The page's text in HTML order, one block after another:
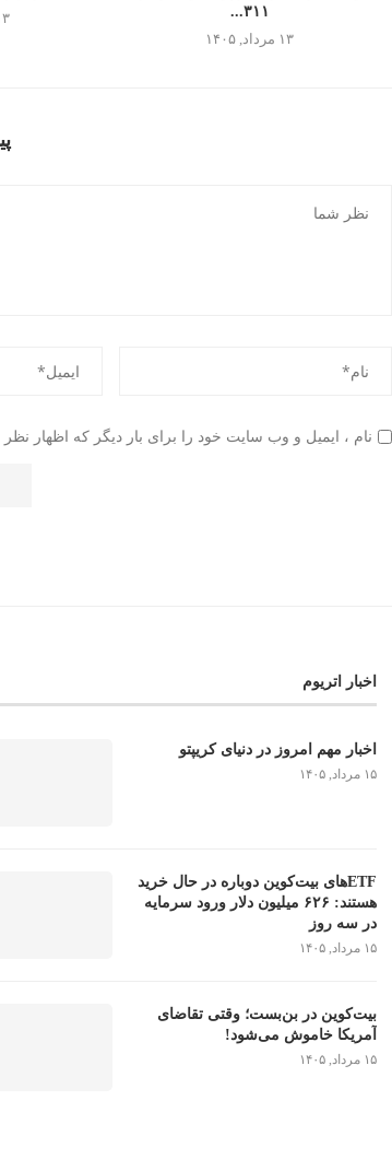
۱۳
۳۱۱...
۱۳ مرداد, ۱۴۰۵
نام ، ایمیل و وب سایت خود را برای بار دیگر که اظهار
اخبار اتریوم
اخبار مهم امروز در دنیای کریپتو
۱۵ مرداد, ۱۴۰۵
ETFهای بیت‌کوین دوباره در حال خرید
هستند: ۶۲۶ میلیون دلار ورود سرمایه
در سه روز
۱۵ مرداد, ۱۴۰۵
بیت‌کوین در بن‌بست؛ وقتی تقاضای
آمریکا خاموش می‌شود!
۱۵ مرداد, ۱۴۰۵